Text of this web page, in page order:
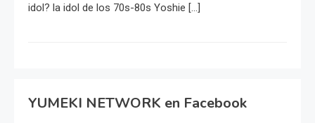
idol? la idol de los 70s-80s Yoshie […]
YUMEKI NETWORK en Facebook